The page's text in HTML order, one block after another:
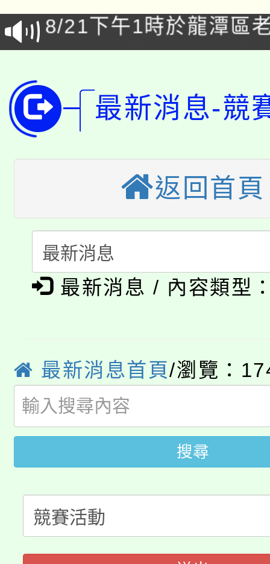
場熱烈登場!
8/21下午1時於龍潭區
徵才活動。
YOUNG桃局內行報名
局官網。
開!
115年桃園市運動會8/
桃園市低收入戶享有免
視費優惠，中低收入戶
半價優惠，詳情可洽有
者。
大園自造教育及科技
份教師增能研習
大溪自造教育及科技
份教師研習
淨零綠生活教案入校路
會
115年食農教育專業人
程
「本色祭」8/29、30在
徵才活動。
局官網。
8月14至27日，桃園電
開!
115年桃園市運動會8/
田徑場及游泳池舉行。
桃園市低收入戶享有免
視費優惠，中低收入戶
半價優惠，詳情可洽有
者。
大園自造教育及科技中
份教師增能研習
大溪自造教育及科技中
份教師研習
淨零綠生活教案入校路
最新消息-競
返回首頁
最新消息 / 內容類型
最新消息首頁/瀏覽：
搜尋